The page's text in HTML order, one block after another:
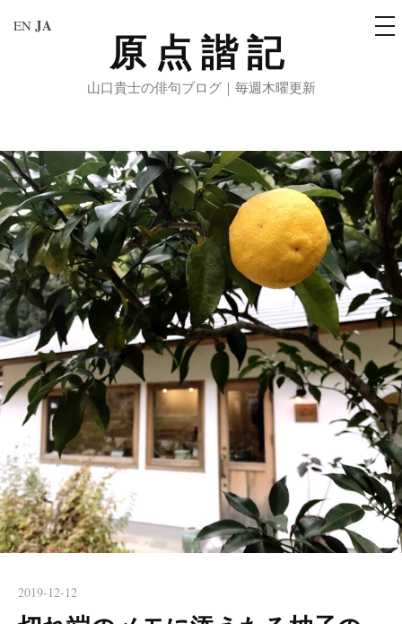
へ
ス
キ
ッ
プ
原点諧記
山口貴士の俳句ブログ｜毎週木曜更新
メ
ニ
2019-12-12
EN JA